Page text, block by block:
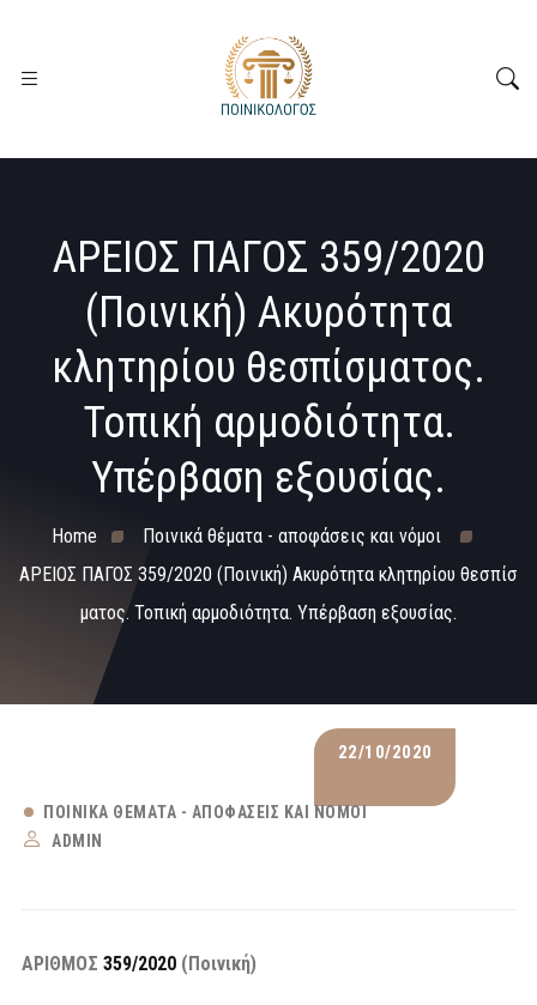
ΑΡΕΙΟΣ ΠΑΓΟΣ 359/2020
(Ποινική) Ακυρότητα
κλητηρίου θεσπίσματος.
Τοπική αρμοδιότητα.
Υπέρβαση εξουσίας.
Home
Ποινικά θέματα - αποφάσεις και νόμοι
ΑΡΕΙΟΣ ΠΑΓΟΣ 359/2020 (Ποινική) Ακυρότητα κλητηρίου θεσπίσ
ματος. Τοπική αρμοδιότητα. Υπέρβαση εξουσίας.
22/10/2020
ΠΟΙΝΙΚΆ ΘΈΜΑΤΑ - ΑΠΟΦΆΣΕΙΣ ΚΑΙ ΝΌΜΟΙ
ADMIN
ΑΡΙΘΜΟΣ 359/2020 (Ποινική)